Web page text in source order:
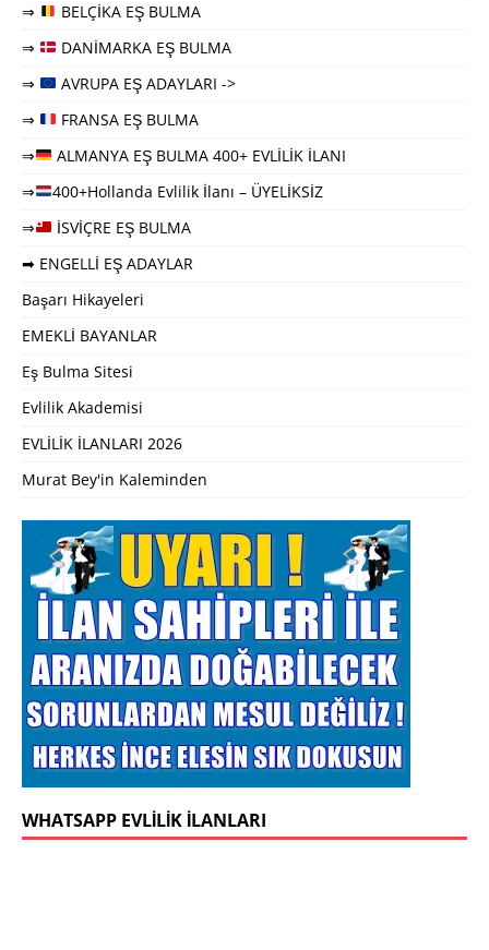
⇒
BELÇİKA EŞ BULMA
⇒
DANİMARKA EŞ BULMA
⇒
AVRUPA EŞ ADAYLARI ->
⇒
FRANSA EŞ BULMA
⇒
ALMANYA EŞ BULMA 400+ EVLİLİK İLANI
⇒
400+Hollanda Evlilik İlanı – ÜYELİKSİZ
⇒
İSVİÇRE EŞ BULMA
➡ ENGELLİ EŞ ADAYLAR
Başarı Hikayeleri
EMEKLİ BAYANLAR
Eş Bulma Sitesi
Evlilik Akademisi
EVLİLİK İLANLARI 2026
Murat Bey'in Kaleminden
WHATSAPP EVLILIK İLANLARI